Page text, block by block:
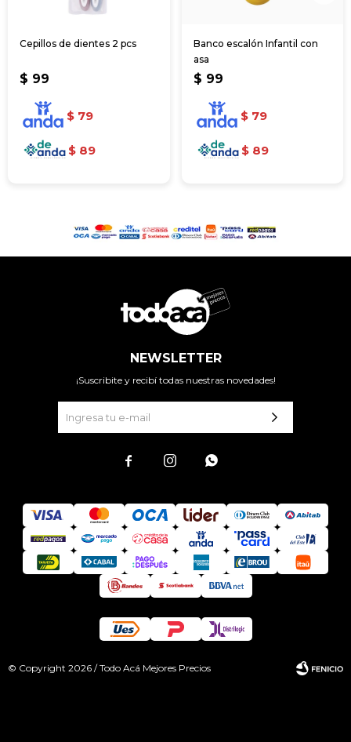
Cepillos de dientes 2 pcs
$ 99
$ 79
$ 89
Banco escalón Infantil con
asa
$ 99
$ 79
$ 89
NEWSLETTER
¡Suscribite y recibí todas nuestras novedades!
  
© Copyright 2026 / Todo Acá Mejores Precios